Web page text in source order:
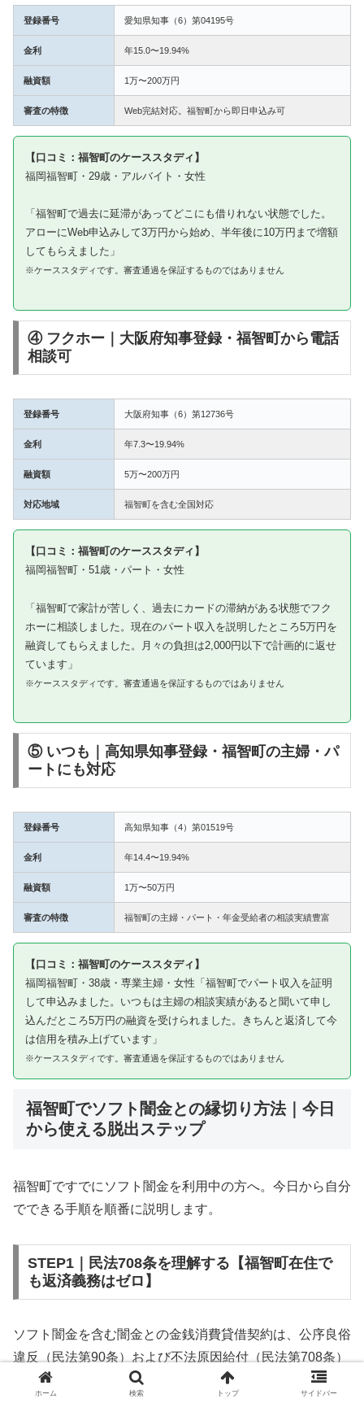
登録番号 愛知県知事（6）第04195号
金利 年15.0〜19.94%
融資額 1万〜200万円
審査の特徴 Web完結対応。福智町から即日申込み可
【口コミ：福智町のケーススタディ】
福岡福智町・29歳・アルバイト・女性
「福智町で過去に延滞があってどこにも借りれない状態でした。
アローにWeb申込みして3万円から始め、半年後に10万円まで増額
してもらえました」
※ケーススタディです。審査通過を保証するものではありません
④ フクホー｜大阪府知事登録・福智町から電話
相談可
登録番号 大阪府知事（6）第12736号
金利 年7.3〜19.94%
融資額 5万〜200万円
対応地域 福智町を含む全国対応
【口コミ：福智町のケーススタディ】
福岡福智町・51歳・パート・女性
「福智町で家計が苦しく、過去にカードの滞納がある状態でフク
ホーに相談しました。現在のパート収入を説明したところ5万円を
融資してもらえました。月々の負担は2,000円以下で計画的に返せ
ています」
※ケーススタディです。審査通過を保証するものではありません
⑤ いつも｜高知県知事登録・福智町の主婦・パ
ートにも対応
登録番号 高知県知事（4）第01519号
金利 年14.4〜19.94%
融資額 1万〜50万円
審査の特徴 福智町の主婦・パート・年金受給者の相談実績豊富
【口コミ：福智町のケーススタディ】
福岡福智町・38歳・専業主婦・女性「福智町でパート収入を証明
して申込みました。いつもは主婦の相談実績があると聞いて申し
込んだところ5万円の融資を受けられました。きちんと返済して今
は信用を積み上げています」
※ケーススタディです。審査通過を保証するものではありません
福智町でソフト闇金との縁切り方法｜今日
から使える脱出ステップ
福智町ですでにソフト闇金を利用中の方へ。今日から自分
でできる手順を順番に説明します。
STEP1｜民法708条を理解する【福智町在住で
も返済義務はゼロ】
ソフト闇金を含む闇金との金銭消費貸借契約は、公序良俗
違反（民法第90条）および不法原因給付（民法第708条）
に該当するため、法的には無効です。福智町在住であって
ホーム 検索 トップ サイドバー